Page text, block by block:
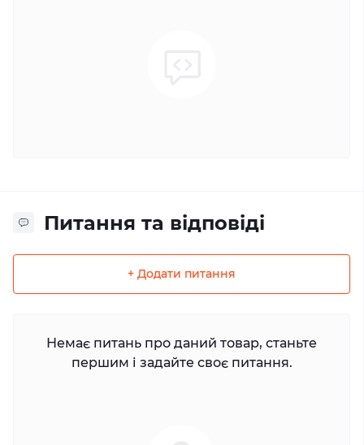
Питання та відповіді
+ Додати питання
Немає питань про даний товар, станьте
першим і задайте своє питання.